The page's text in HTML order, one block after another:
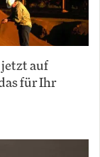
auf
für Ihr